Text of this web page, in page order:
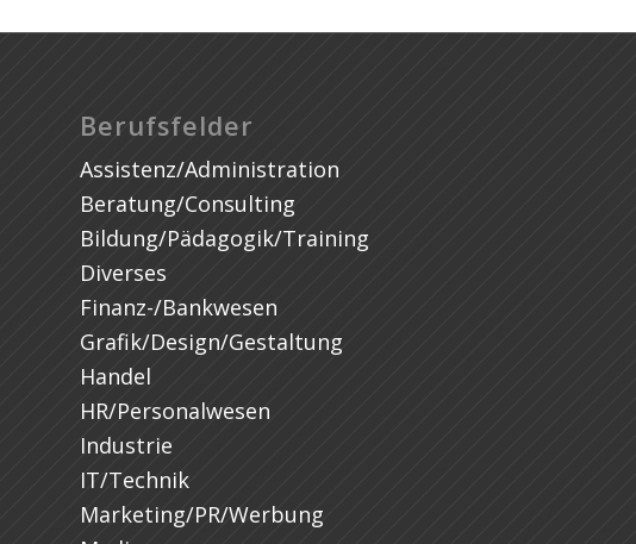
Berufsfelder
Assistenz/Administration
Beratung/Consulting
Bildung/Pädagogik/Training
Diverses
Finanz-/Bankwesen
Grafik/Design/Gestaltung
Handel
HR/Personalwesen
Industrie
IT/Technik
Marketing/PR/Werbung